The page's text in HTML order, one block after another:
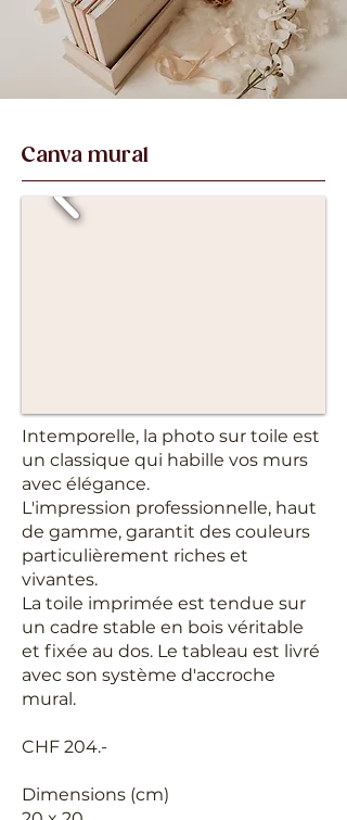
Canva mural
Intemporelle, la photo sur toile est
un classique qui habille vos murs
avec élégance.
L'impression professionnelle, haut
de gamme, garantit des couleurs
particulièrement riches et
vivantes.
La toile imprimée est tendue sur
un cadre stable en bois véritable
et fixée au dos. Le tableau est livré
avec son système d'accroche
mural.
CHF 204.-
Dimensions (cm)